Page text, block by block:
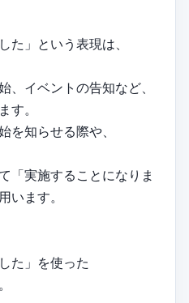
た」という表現は、
、イベントの告知など、
す。
を知らせる際や、
「実施することになりま
います。
た」を使った